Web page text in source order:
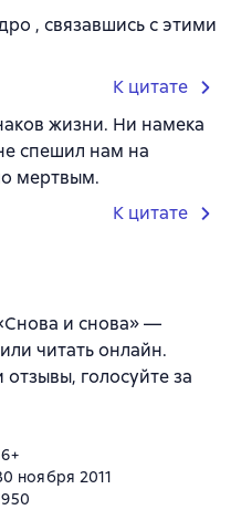
, связавшись с этими
К цитате
жизни. Ни намека
спешил нам на
мертвым.
К цитате
и снова» —
читать онлайн.
голосуйте за
ноября 2011